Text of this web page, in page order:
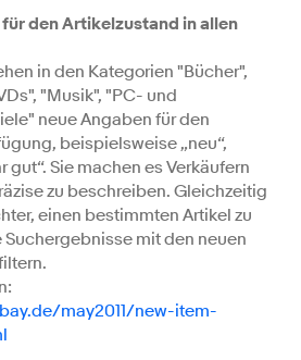
den Artikelzustand in allen
in den Kategorien "Bücher",
"Musik", "PC- und
neue Angaben für den
beispielsweise „neu“,
gut“. Sie machen es Verkäufern
zu beschreiben. Gleichzeitig
einen bestimmten Artikel zu
mit den neuen
may2011/new-item-